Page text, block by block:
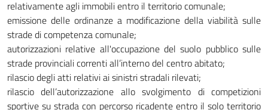
relativamente agli immobili entro il territorio comunale;
emissione delle ordinanze a modificazione della viabilità sulle
strade di competenza comunale;
autorizzazioni relative all'occupazione del suolo pubblico sulle
strade provinciali correnti all’interno del centro abitato;
rilascio degli atti relativi ai sinistri stradali rilevati;
rilascio dell’autorizzazione allo svolgimento di competizioni
sportive su strada con percorso ricadente entro il solo territorio